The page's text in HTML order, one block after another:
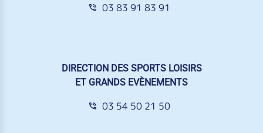
03 83 91 83 91
DIRECTION DES SPORTS LOISIRS
ET GRANDS EVÈNEMENTS
03 54 50 21 50